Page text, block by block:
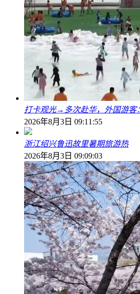
打卡观光→多次赴华，外国游客
2026年8月3日 09:11:55
浙江绍兴鲁迅故里暑期旅游热
2026年8月3日 09:09:03